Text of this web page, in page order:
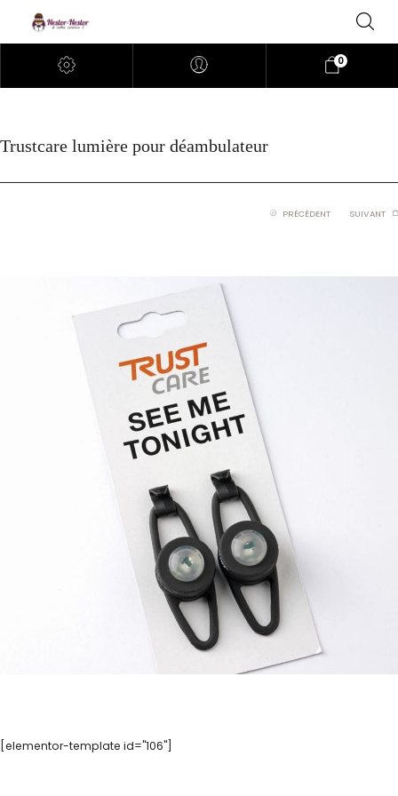
0
Trustcare lumière pour déambulateur
PRÉCÉDENT SUIVANT
[elementor-template id="106"]